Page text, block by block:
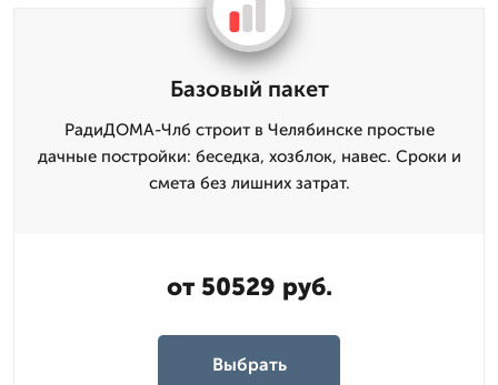
Базовый пакет
РадиДОМА-Члб строит в Челябинске простые
дачные постройки: беседка, хозблок, навес. Сроки и
смета без лишних затрат.
от 50529 руб.
Выбрать